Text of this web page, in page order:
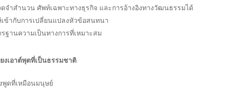
จำสำนวน ศัพท์เฉพาะทางธุรกิจ และการอ้างอิงทางวัฒนธรรมได้
ข้ากับการเปลี่ยนแปลงหัวข้อสนทนา
ฐานความเป็นทางการที่เหมาะสม
งเอาต์พุตที่เป็นธรรมชาติ
พูดที่เหมือนมนุษย์